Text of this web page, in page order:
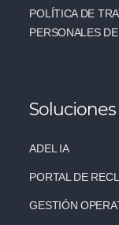
POLÍTICA DE
PERSONALES
Soluciones
ADEL IA
PORTAL DE
GESTIÓN